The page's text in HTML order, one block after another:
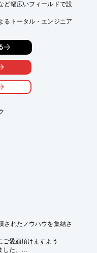
ど幅広いフィールドで設
るトータル・エンジニア
空気輸送においては「ハ
スラストフロー」(高圧
多く展開し、その技術力
されたノウハウを集結さ
愛顧頂けますよう
た。